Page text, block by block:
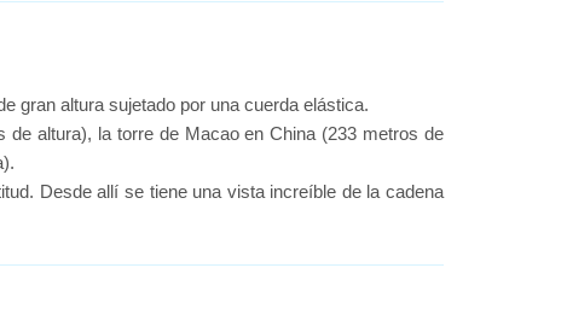
gran altura sujetado por una cuerda elástica.
altura), la torre de Macao en China (233 metros de
Desde allí se tiene una vista increíble de la cadena